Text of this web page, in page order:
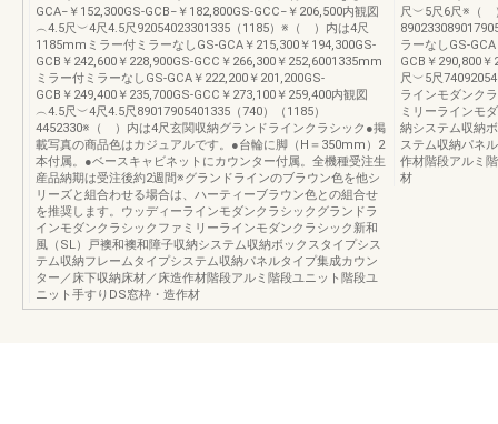
GCA−￥152,300GS-GCB−￥182,800GS-GCC−￥206,500内観図
︵4.5尺︶4尺4.5尺92054023301335（1185）※（ ）内は4尺
1185mmミラー付ミラーなしGS-GCA￥215,300￥194,300GS-
GCB￥242,600￥228,900GS-GCC￥266,300￥252,6001335mm
ミラー付ミラーなしGS-GCA￥222,200￥201,200GS-
GCB￥249,400￥235,700GS-GCC￥273,100￥259,400内観図
︵4.5尺︶4尺4.5尺89017905401335（740）（1185）
4452330※（ ）内は4尺玄関収納グランドラインクラシック●掲
載写真の商品色はカジュアルです。●台輪に脚（H＝350mm）2
本付属。●ベースキャビネットにカウンター付属。全機種受注生
産品納期は受注後約2週間※グランドラインのブラウン色を他シ
リーズと組合わせる場合は、ハーティーブラウン色との組合せ
を推奨します。ウッディーラインモダンクラシックグランドラ
インモダンクラシックファミリーラインモダンクラシック新和
風（SL）戸襖和襖和障子収納システム収納ボックスタイプシス
テム収納フレームタイプシステム収納パネルタイプ集成カウン
ター／床下収納床材／床造作材階段アルミ階段ユニット階段ユ
ニット手すりDS窓枠・造作材
尺︶5尺6尺※（
ラーなしGS-
GCB￥290,800
尺︶5尺
ラインモダンク
ミリーラインモ
納システム収納
ステム収納パネ
作材階段アルミ
材